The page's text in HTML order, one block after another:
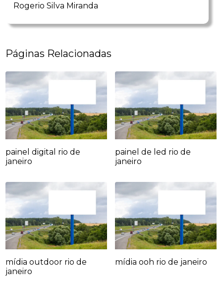
Rogerio Silva Miranda
Páginas Relacionadas
painel digital rio de
janeiro
painel de led rio de
janeiro
mídia outdoor rio de
janeiro
mídia ooh rio de janeiro